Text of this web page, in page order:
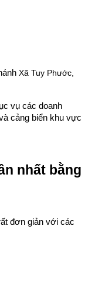
Xã Tuy Phước,
vụ các doanh
cảng biển khu vực
nhất bằng
đơn giản với các